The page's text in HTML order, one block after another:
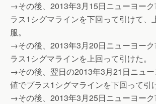
→その後、2013年3月15日ニューヨー
ラス1シグマラインを下回って引けて、
服。
→その後、2013年3月20日ニューヨー
ラス1シグマラインを上回って引けた。
→その後、翌日の2013年3月21日ニュ
値でプラス1シグマラインを下回って引
→その後、2013年3月25日ニューヨー